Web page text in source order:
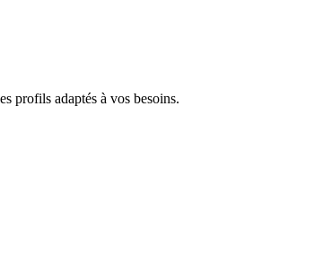
profils adaptés à vos besoins.